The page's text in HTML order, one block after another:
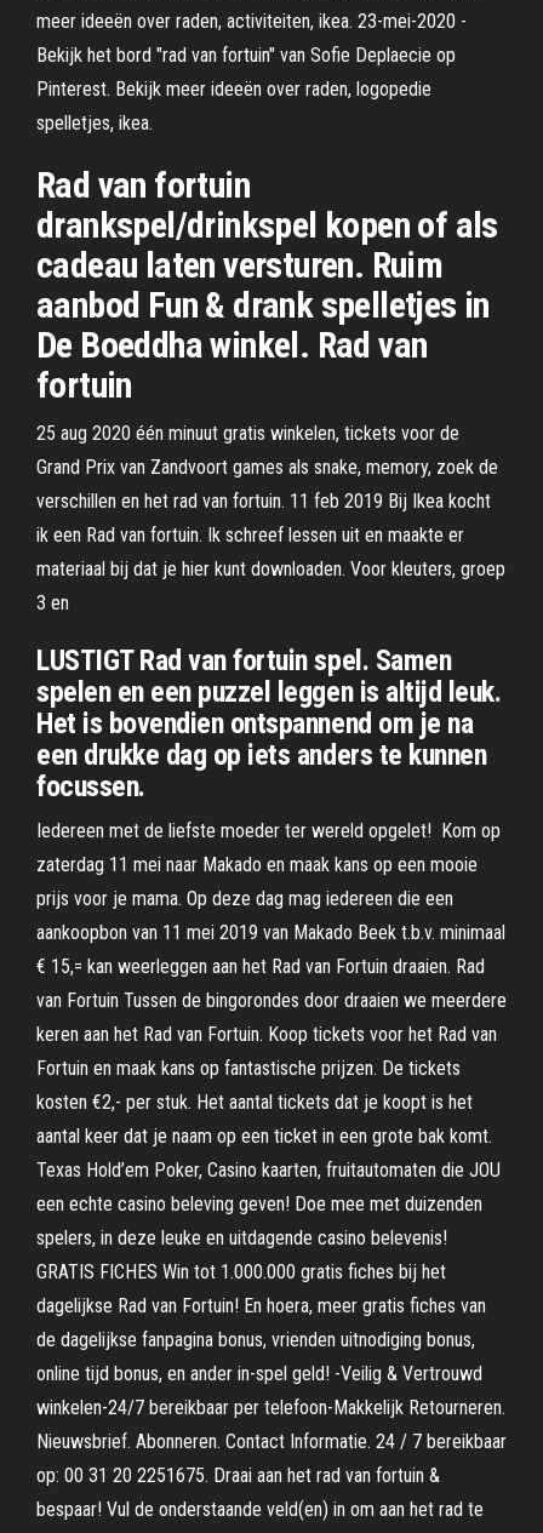
meer ideeën over raden, activiteiten, ikea. 23-mei-2020 -
Bekijk het bord "rad van fortuin" van Sofie Deplaecie op
Pinterest. Bekijk meer ideeën over raden, logopedie
spelletjes, ikea.
Rad van fortuin
drankspel/drinkspel kopen of als
cadeau laten versturen. Ruim
aanbod Fun & drank spelletjes in
De Boeddha winkel. Rad van
fortuin
25 aug 2020 één minuut gratis winkelen, tickets voor de
Grand Prix van Zandvoort games als snake, memory, zoek de
verschillen en het rad van fortuin. 11 feb 2019 Bij Ikea kocht
ik een Rad van fortuin. Ik schreef lessen uit en maakte er
materiaal bij dat je hier kunt downloaden. Voor kleuters, groep
3 en
LUSTIGT Rad van fortuin spel. Samen
spelen en een puzzel leggen is altijd leuk.
Het is bovendien ontspannend om je na
een drukke dag op iets anders te kunnen
focussen.
Iedereen met de liefste moeder ter wereld opgelet! ️ Kom op
zaterdag 11 mei naar Makado en maak kans op een mooie
prijs voor je mama. Op deze dag mag iedereen die een
aankoopbon van 11 mei 2019 van Makado Beek t.b.v. minimaal
€ 15,= kan weerleggen aan het Rad van Fortuin draaien. Rad
van Fortuin Tussen de bingorondes door draaien we meerdere
keren aan het Rad van Fortuin. Koop tickets voor het Rad van
Fortuin en maak kans op fantastische prijzen. De tickets
kosten €2,- per stuk. Het aantal tickets dat je koopt is het
aantal keer dat je naam op een ticket in een grote bak komt.
Texas Hold’em Poker, Casino kaarten, fruitautomaten die JOU
een echte casino beleving geven! Doe mee met duizenden
spelers, in deze leuke en uitdagende casino belevenis!
GRATIS FICHES Win tot 1.000.000 gratis fiches bij het
dagelijkse Rad van Fortuin! En hoera, meer gratis fiches van
de dagelijkse fanpagina bonus, vrienden uitnodiging bonus,
online tijd bonus, en ander in-spel geld! -Veilig & Vertrouwd
winkelen-24/7 bereikbaar per telefoon-Makkelijk Retourneren.
Nieuwsbrief. Abonneren. Contact Informatie. 24 / 7 bereikbaar
op: 00 31 20 2251675. Draai aan het rad van fortuin &
bespaar! Vul de onderstaande veld(en) in om aan het rad te